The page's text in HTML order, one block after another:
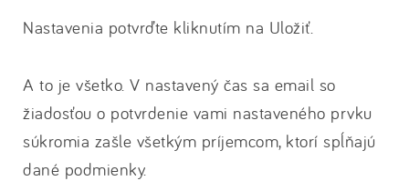
Nastavenia potvrďte kliknutím na Uložiť.
A to je všetko. V nastavený čas sa email so
žiadosťou o potvrdenie vami nastaveného prvku
súkromia zašle všetkým príjemcom, ktorí spĺňajú
dané podmienky.